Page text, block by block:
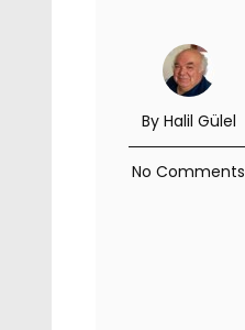
By Halil Gülel
No Comments